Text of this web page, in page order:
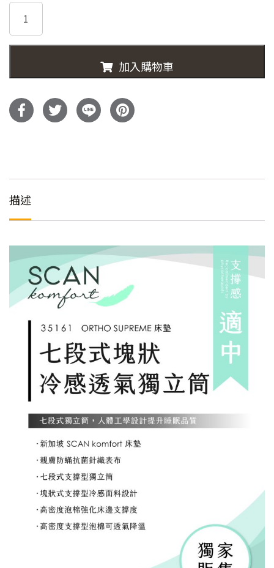
格：
NT$55,700。
格：
35161-
ORTHO
SUPREME
數
量
加入購物車
描述